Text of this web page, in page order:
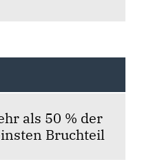
als 50 % der
Bruchteil